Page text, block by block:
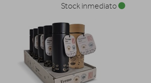
Stock inmediato